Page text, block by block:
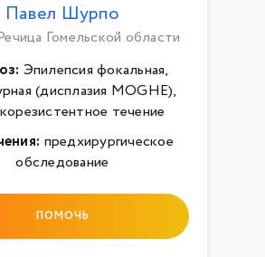
Павел Шурпо
Гомельской области
Эпилепсия фокальная,
(дисплазия MOGHE),
течение
предхирургическое
обследование
ПОМОЧЬ